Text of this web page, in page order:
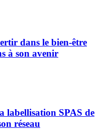
dans le bien-être
à son avenir
labellisation SPAS de
réseau